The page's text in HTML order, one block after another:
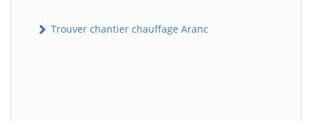
Trouver chantier chauffage Aranc